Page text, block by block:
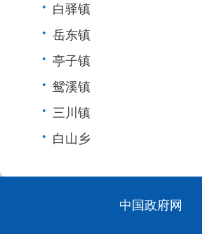
• 白驿镇
• 岳东镇
• 亭子镇
• 鸳溪镇
• 三川镇
• 白山乡
中国政府网